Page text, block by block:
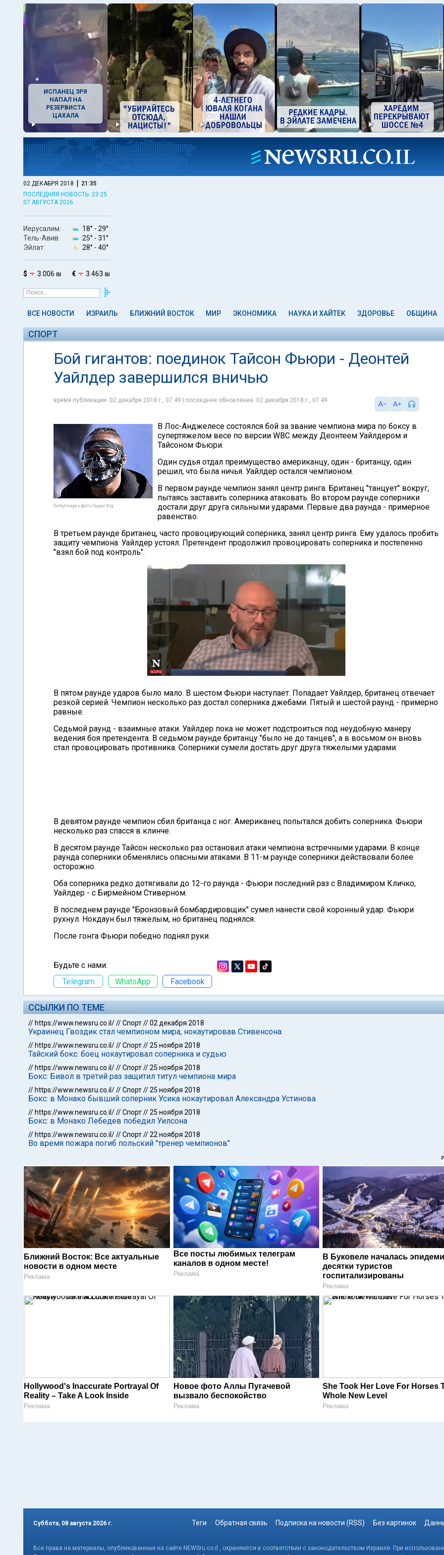
ИСПАНЕЦ ЗРЯ
НАПАЛ НА
РЕЗЕРВИСТА
ЦАХАЛА
02 ДЕКАБРЯ 2018 | 21:35
ПОСЛЕДНЯЯ НОВОСТЬ: 23:25
07 АВГУСТА 2026
Иерусалим: 18° - 29°
Тель-Авив:
25° - 31°
Эйлат:
28° - 40°
$ 3.006 ₪ € 3.463 ₪
ВСЕ НОВОСТИ ИЗРАИЛЬ БЛИЖНИЙ ВОСТОК МИР ЭКОНОМИКА НАУКА И ХАЙТЕК ЗДОРОВЬЕ ОБЩИНА
СПОРТ
Бой гигантов: поединок Тайсон Фьюри - Деонтей
Уайлдер завершился вничью
время публикации: 02 декабря 2018 г., 07:49 | последнее обновление: 02 декабря 2018 г., 07:49
GettyImages, фото Гарри Хоу
В Лос-Анджелесе состоялся бой за звание чемпиона мира по боксу в
супертяжелом весе по версии WBC между Деонтеем Уайлдером и
Тайсоном Фьюри.
Один судья отдал преимущество американцу, один - британцу, один
решил, что была ничья. Уайлдер остался чемпионом.
В первом раунде чемпион занял центр ринга. Британец "танцует" вокруг,
пытаясь заставить соперника атаковать. Во втором раунде соперники
достали друг друга сильными ударами. Первые два раунда - примерное
равенство.
В третьем раунде британец, часто провоцирующий соперника, занял центр ринга. Ему удалось пробить
защиту чемпиона. Уайлдер устоял. Претендент продолжил провоцировать соперника и постепенно
"взял бой под контроль".
В пятом раунде ударов было мало. В шестом Фьюри наступает. Попадает Уайлдер, британец отвечает
резкой серией. Чемпион несколько раз достал соперника джебами. Пятый и шестой раунд - примерно
равные.
Седьмой раунд - взаимные атаки. Уайлдер пока не может подстроиться под неудобную манеру
ведения боя претендента. В седьмом раунде британцу "было не до танцев", а в восьмом он вновь
стал провоцировать противника. Соперники сумели достать друг друга тяжелыми ударами.
В девятом раунде чемпион сбил британца с ног. Американец попытался добить соперника. Фьюри
несколько раз спасся в клинче.
В десятом раунде Тайсон несколько раз остановил атаки чемпиона встречными ударами. В конце
раунда соперники обменялись опасными атаками. В 11-м раунде соперники действовали более
осторожно.
Оба соперника редко дотягивали до 12-го раунда - Фьюри последний раз с Владимиром Кличко,
Уайлдер - с Бирмейном Стиверном.
В последнем раунде "Бронзовый бомбардировщик" сумел нанести свой коронный удар. Фьюри
рухнул. Нокдаун был тяжелым, но британец поднялся.
После гонга Фьюри победно поднял руки.
Будьте с нами:
Telegram
WhatsApp Facebook
ССЫЛКИ ПО ТЕМЕ
// https://www.newsru.co.il///Спорт//02 декабря 2018
Украинец Гвоздик стал чемпионом мира, нокаутировав Стивенсона
// https://www.newsru.co.il///Спорт//25 ноября 2018
Тайский бокс: боец нокаутировал соперника и судью
// https://www.newsru.co.il///Спорт//25 ноября 2018
Бокс: Бивол в третий раз защитил титул чемпиона мира
// https://www.newsru.co.il///Спорт//25 ноября 2018
Бокс: в Монако бывший соперник Усика нокаутировал Александра Устинова
// https://www.newsru.co.il///Спорт//25 ноября 2018
Бокс: в Монако Лебедев победил Уилсона
// https://www.newsru.co.il///Спорт//22 ноября 2018
Во время пожара погиб польский "тренер чемпионов"
Ближний Восток: Все актуальные
новости в одном месте
Реклама
Все посты любимых телеграм
каналов в одном месте!
Реклама
В Буковеле началась
десятки туристов
госпитализированы
Реклама
Hollywood's Inaccurate Portrayal Of
Reality – Take A Look Inside
Реклама
Новое фото Аллы Пугачевой
вызвало беспокойство
Реклама
She Took Her Love For Horses
Whole New Level
Реклама
Суббота, 08 августа 2026 г. Теги Обратная связь Подписка на новости (RSS) Без картинок
Все права на материалы, опубликованные на сайте NEWSru.co.il , охраняются в соответствии с законодательством Израиля. При